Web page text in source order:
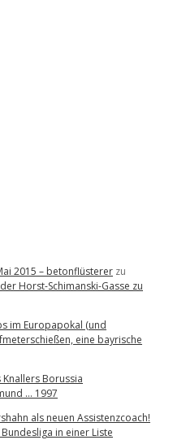
2015 – betonflüsterer zu
Horst-Schimanski-Gasse zu
im Europapokal (und
eine bayrische
Borussia
… 1997
als neuen Assistenzcoach!
in einer Liste